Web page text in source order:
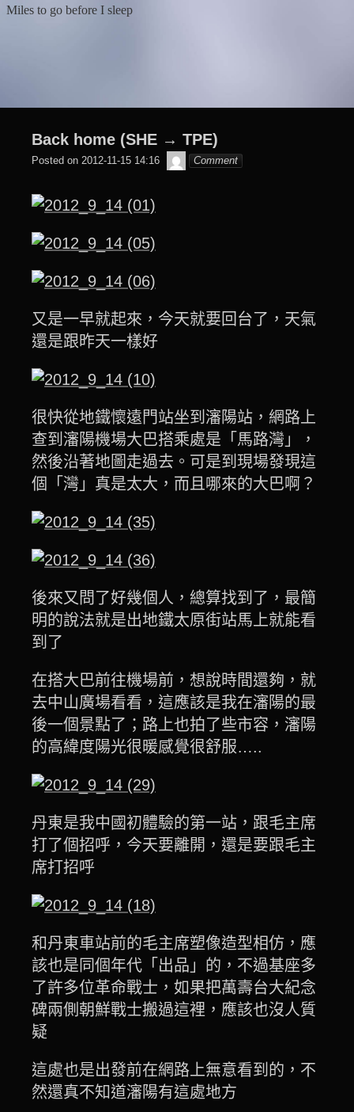
Miles to go before I sleep
Back home (SHE → TPE)
Posted on 2012-11-15 14:16 beagle2001_tw
Comment
又是一早就起來，今天就要回台了，天氣
還是跟昨天一樣好
很快從地鐵懷遠門站坐到瀋陽站，網路上
查到瀋陽機場大巴搭乘處是「馬路灣」，
然後沿著地圖走過去。可是到現場發現這
個「灣」真是太大，而且哪來的大巴啊？
後來又問了好幾個人，總算找到了，最簡
明的說法就是出地鐵太原街站馬上就能看
到了
在搭大巴前往機場前，想說時間還夠，就
去中山廣場看看，這應該是我在瀋陽的最
後一個景點了；路上也拍了些市容，瀋陽
的高緯度陽光很暖感覺很舒服…..
丹東是我中國初體驗的第一站，跟毛主席
打了個招呼，今天要離開，還是要跟毛主
席打招呼
和丹東車站前的毛主席塑像造型相仿，應
該也是同個年代「出品」的，不過基座多
了許多位革命戰士，如果把萬壽台大紀念
碑兩側朝鮮戰士搬過這裡，應該也沒人質
疑
這處也是出發前在網路上無意看到的，不
然還真不知道瀋陽有這處地方